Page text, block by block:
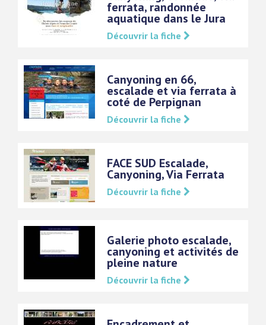
ferrata, randonnée
aquatique dans le Jura
Découvrir la fiche
Canyoning en 66,
escalade et via ferrata à
coté de Perpignan
Découvrir la fiche
FACE SUD Escalade,
Canyoning, Via Ferrata
Découvrir la fiche
Galerie photo escalade,
canyoning et activités de
pleine nature
Découvrir la fiche